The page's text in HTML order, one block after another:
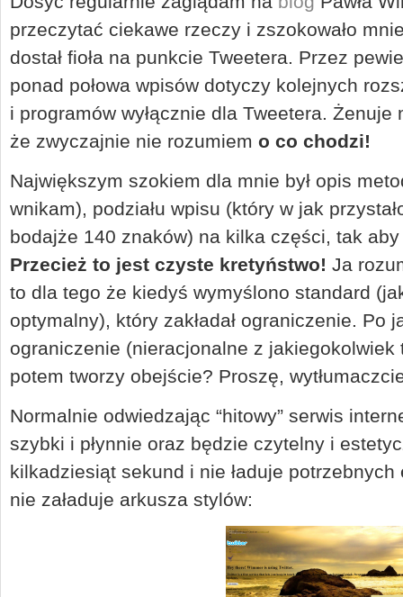
przeczytać ciekawe rzeczy i zszokowało
dostał fioła na punkcie Tweetera. Przez
ponad połowa wpisów dotyczy kolejnych
i programów wyłącznie dla Tweetera.
że zwyczajnie nie rozumiem o co chodzi!
Największym szokiem dla mnie był opis
wnikam), podziału wpisu (który w jak
bodajże 140 znaków) na kilka części, tak
Przecież to jest czyste kretyństwo! Ja
to dla tego że kiedyś wymyślono standard
optymalny), który zakładał ograniczenie. Po
ograniczenie (nieracjonalne z
potem tworzy obejście? Proszę,
Normalnie odwiedzając “hitowy” serwis
szybki i płynnie oraz będzie czytelny i
kilkadziesiąt sekund i nie ładuje
nie załaduje arkusza stylów: